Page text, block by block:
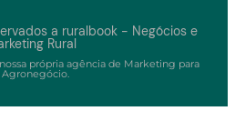
a ruralbook - Negócios e
Rural
própria agência de Marketing para
Agronegócio.